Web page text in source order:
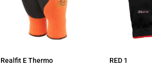
Realfit E Thermo RED 1